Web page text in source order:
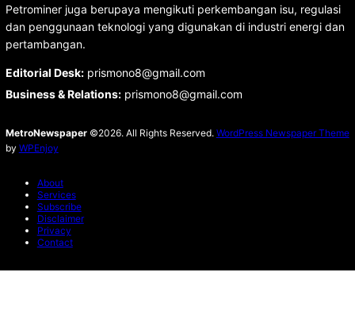
Petrominer juga berupaya mengikuti perkembangan isu, regulasi
dan penggunaan teknologi yang digunakan di industri energi dan
pertambangan.
Editorial Desk:prismono8@gmail.com
Business & Relations:prismono8@gmail.com
MetroNewspaper©2026. All Rights Reserved. WordPress Newspaper Theme
by WPEnjoy
About
Services
Subscribe
Disclaimer
Privacy
Contact